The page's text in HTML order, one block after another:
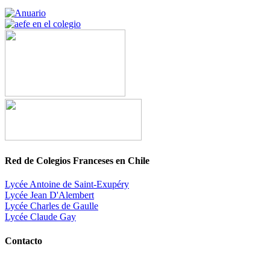
Red de Colegios Franceses en Chile
Lycée Antoine de Saint-Exupéry
Lycée Jean D'Alembert
Lycée Charles de Gaulle
Lycée Claude Gay
Contacto